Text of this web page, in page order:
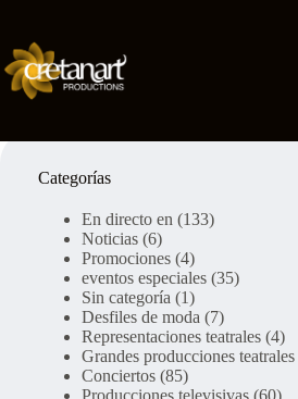
contenido
Categorías
En directo en (133)
Noticias (6)
Promociones (4)
eventos especiales (35)
Sin categoría (1)
Desfiles de moda (7)
Representaciones teatrales (4)
Grandes producciones teatrales
Conciertos (85)
Producciones televisivas (60)